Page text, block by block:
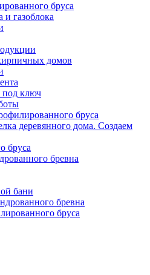
бруса
газоблока
домов
под ключ
бруса
деревянного дома. Создаем
бруса
бревна
бани
бревна
бруса